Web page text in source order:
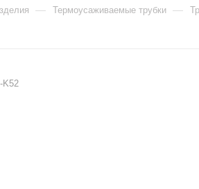
— Термоусаживаемые трубки —
K52